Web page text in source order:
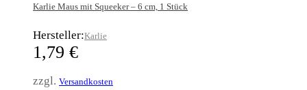
Karlie Maus mit Squeeker – 6 cm, 1 Stück
Hersteller:Karlie
1,79 €
zzgl. Versandkosten